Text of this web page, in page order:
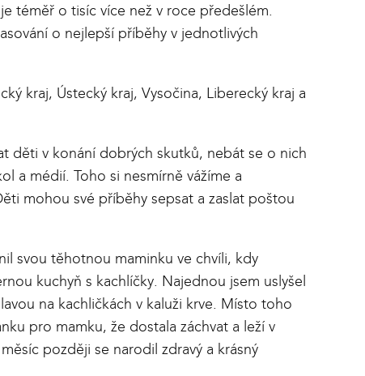
téměř o tisíc více než v roce předešlém.
o nejlepší příběhy v jednotlivých
kraj, Ústecký kraj, Vysočina, Liberecký kraj a
děti v konání dobrých skutků, nebát se o nich
a médií. Toho si nesmírně vážíme a
mohou své příběhy sepsat a zaslat poštou
svou těhotnou maminku ve chvíli, kdy
kuchyň s kachlíčky. Najednou jsem uslyšel
na kachličkách v kaluži krve. Místo toho
pro mamku, že dostala záchvat a leží v
později se narodil zdravý a krásný